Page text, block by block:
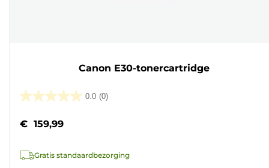
Canon E30-tonercartridge
0.0 (0)
0.0
de
sterren.
€ 159,99
Gratis standaardbezorging